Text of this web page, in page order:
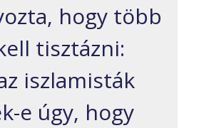
hogy több
tisztázni:
iszlamisták
e úgy, hogy